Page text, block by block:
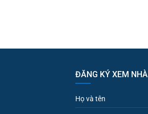
ĐĂNG KÝ XEM NHÀ